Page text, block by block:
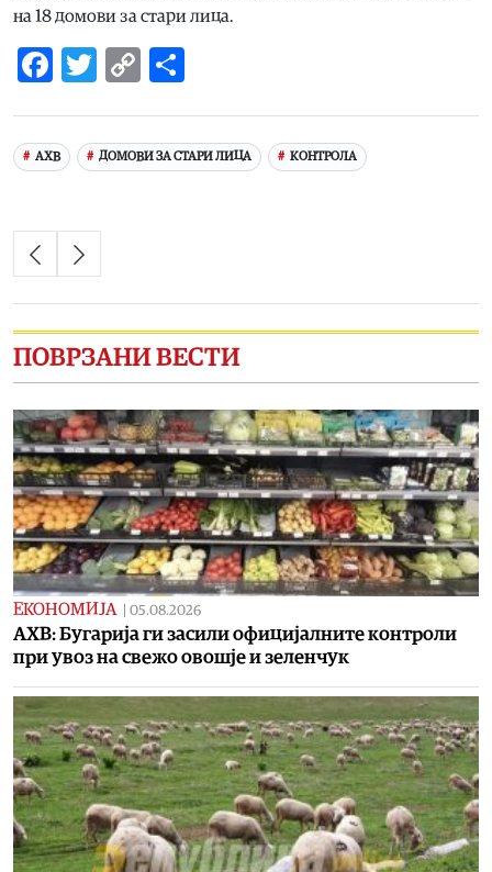
на 18 домови за стари лица.
Facebook
Twitter
Copy
АХВ ДОМОВИ ЗА СТАРИ ЛИЦА КОНТРОЛА
ПОВРЗАНИ ВЕСТИ
ЕКОНОМИЈА 05.08.2026
АХВ: Бугарија ги засили официјалните контроли
при увоз на свежо овошје и зеленчук